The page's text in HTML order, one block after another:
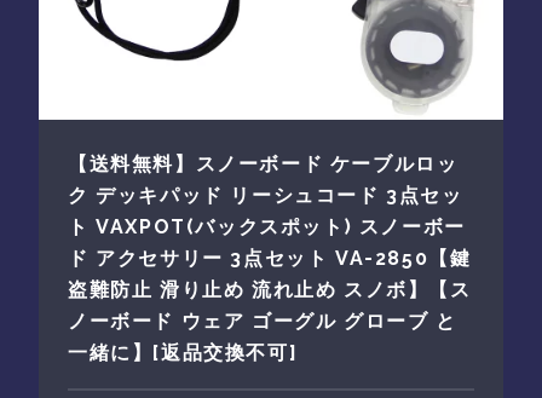
【送料無料】スノーボード ケーブルロッ
ク デッキパッド リーシュコード 3点セッ
ト VAXPOT(バックスポット) スノーボー
ド アクセサリー 3点セット VA-2850【鍵
盗難防止 滑り止め 流れ止め スノボ】【ス
ノーボード ウェア ゴーグル グローブ と
一緒に】[返品交換不可]